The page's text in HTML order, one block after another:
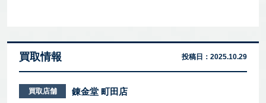
買取情報 投稿日： 2025.10.29
買取店舗 錬金堂 町田店